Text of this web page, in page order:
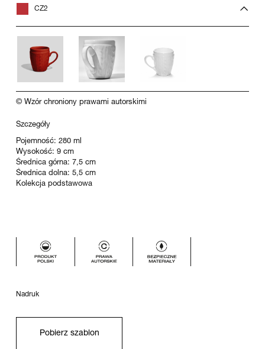
CZ2
© Wzór chroniony prawami autorskimi
Szczegóły
Pojemność: 280 ml
Wysokość: 9 cm
Średnica górna: 7,5 cm
Średnica dolna: 5,5 cm
Kolekcja podstawowa
Nadruk
Pobierz szablon